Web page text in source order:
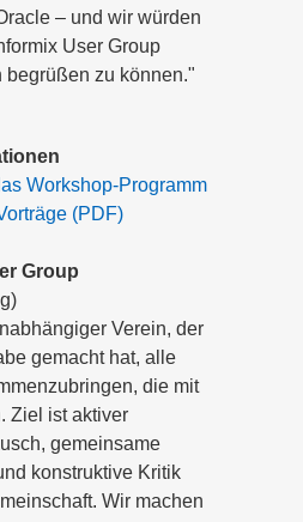
– und wir würden
User Group
begrüßen zu können."
Workshop-Programm
(PDF)
Group
Verein, der
gemacht hat, alle
die mit
Ziel ist aktiver
gemeinsame
konstruktive Kritik
Wir machen